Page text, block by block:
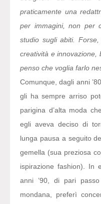
praticamente una
per immagini, non per
studio sugli abiti.
creatività e innovazione,
penso che voglia farlo
Comunque, dagli anni
gli ha sempre arriso
parigina d’alta moda
egli aveva deciso di
lunga pausa a seguito
gemella (sua preziosa
ispirazione fashion). In
anni ’90, di pari
mondana, preferì